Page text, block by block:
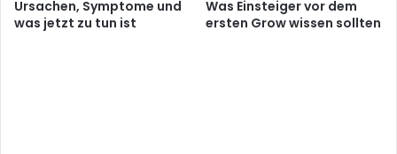
Ursachen, Symptome und
was jetzt zu tun ist
Was Einsteiger vor dem
ersten Grow wissen sollten